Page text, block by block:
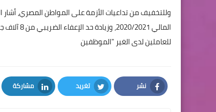
وللتخفيف من تداعيات الأزمة على المواطن المصري، أشار
المالي 2020/2021، وزيادة حد الإعفاء الضريبي من 8 آلاف جنيه إلى 15 ألف جنيه،
للعاملين لدى الغير "الموظفين
نشر
Facebook
تغريد
Twitter
مشاركة
LinkedIn